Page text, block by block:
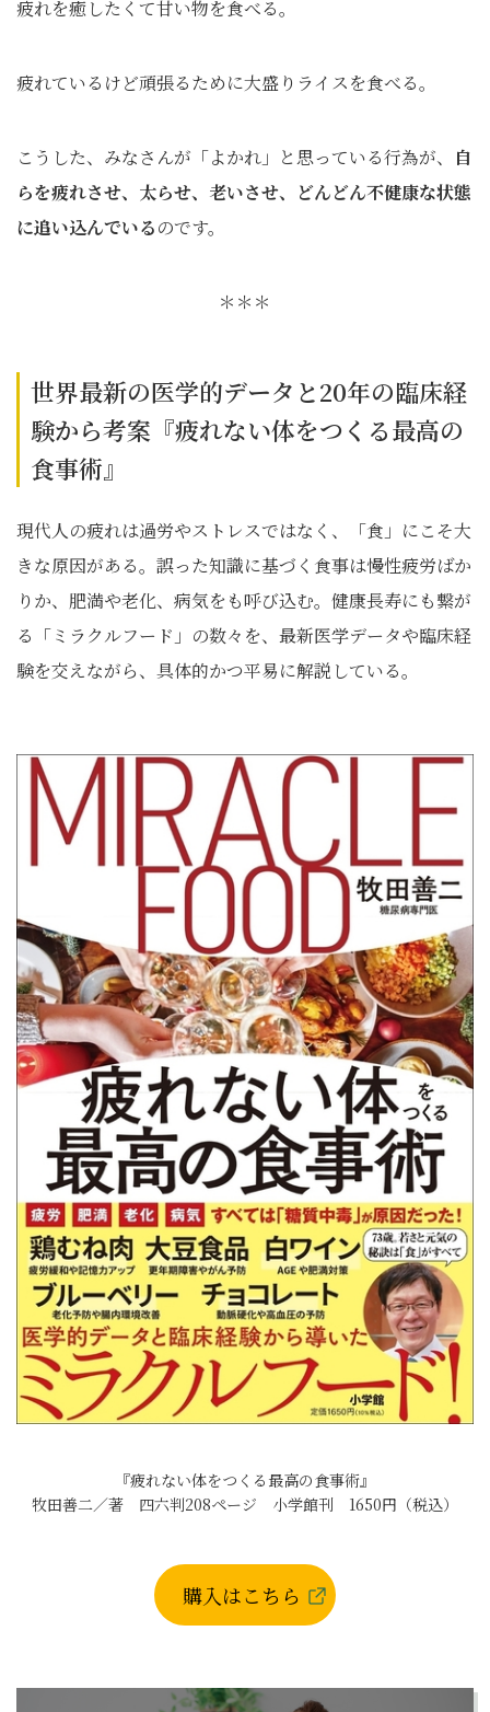
疲れを癒したくて甘い物を食べる。
疲れているけど頑張るために大盛りライスを食べる。
こうした、みなさんが「よかれ」と思っている行為が、
自
らを疲れさせ、太らせ、老いさせ、どんどん不健康な状態
に追い込んでいるのです。
＊＊＊
世界最新の医学的データと20年の臨床経
験から考案『疲れない体をつくる最高の
食事術』
現代人の疲れは過労やストレスではなく、「食」にこそ大
きな原因がある。誤った知識に基づく食事は慢性疲労ばか
りか、肥満や老化、病気をも呼び込む。健康長寿にも繋が
る「ミラクルフード」の数々を、最新医学データや臨床経
験を交えながら、具体的かつ平易に解説している。
『疲れない体をつくる最高の食事術』
牧田善二／著 四六判208ページ 小学館刊 1650円（税込）
購入はこちら